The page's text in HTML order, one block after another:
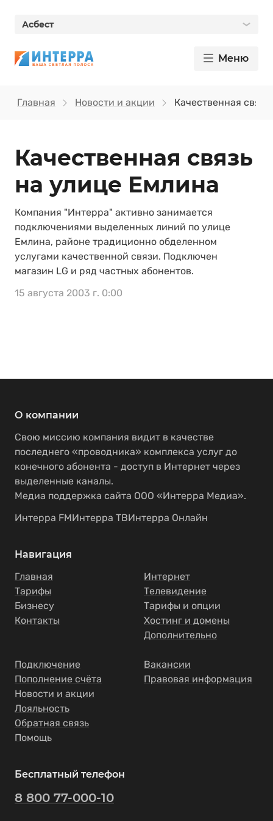
Асбест
Меню
Главная Новости и акции Качественная
Качественная связь
на улице Емлина
Компания "Интерра" активно занимается
подключениями выделенных линий по улице
Емлина, районе традиционно обделенном
услугами качественной связи. Подключен
магазин LG и ряд частных абонентов.
15 августа 2003 г. 0:00
О компании
Свою миссию компания видит в качестве
последнего «проводника» комплекса услуг до
конечного абонента - доступ в Интернет через
выделенные каналы.
Медиа поддержка сайта ООО «Интерра Медиа».
Интерра FMИнтерра ТВИнтерра Онлайн
Навигация
Главная
Тарифы
Бизнесу
Контакты
Интернет
Телевидение
Тарифы и опции
Хостинг и домены
Дополнительно
Подключение
Пополнение счёта
Новости и акции
Лояльность
Обратная связь
Помощь
Вакансии
Правовая информация
Бесплатный телефон
8 800 77-000-10